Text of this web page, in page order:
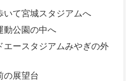
いて宮城スタジアムへ
動公園の中へ
エースタジアムみやぎの外
の展望台